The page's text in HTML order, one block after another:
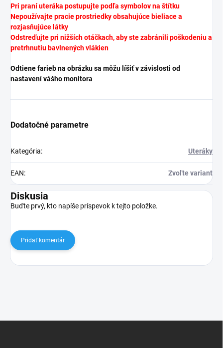
Pri praní uteráka postupujte podľa symbolov na štítku
Nepoužívajte pracie prostriedky obsahujúce bieliace a
rozjasňujúce látky
Odstreďujte pri nižších otáčkach, aby ste zabránili poškodeniu a
pretrhnutiu bavlnených vlákien
Odtiene farieb na obrázku sa môžu líšiť v závislosti od
nastavení vášho monitora
Dodatočné parametre
Kategória: Uteráky
EAN: Zvoľte variant
Diskusia
Buďte prvý, kto napíše príspevok k tejto položke.
Pridať komentár